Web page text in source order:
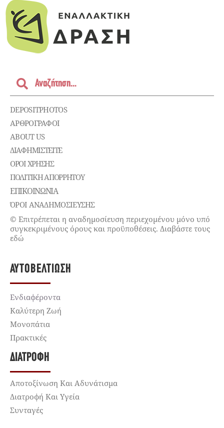
DEPOSITPHOTOS
ΑΡΘΡΟΓΡΑΦΟΙ
ABOUT US
ΔΙΑΦΗΜΙΣΤΕΊΤΕ
ΌΡΟΙ ΧΡΉΣΗΣ
ΠΟΛΙΤΙΚΉ ΑΠΟΡΡΉΤΟΥ
ΕΠΙΚΟΙΝΩΝΊΑ
ΌΡΟΙ ΑΝΑΔΗΜΟΣΙΕΥΣΗΣ
© Επιτρέπεται η αναδημοσίευση περιεχομένου μόνο υπό
συγκεκριμένους όρους και προϋποθέσεις. Διαβάστε τους
εδώ
ΑΥΤΟΒΕΛΤΊΩΣΗ
Ενδιαφέροντα
Καλύτερη Ζωή
Μονοπάτια
Πρακτικές
ΔΙΑΤΡΟΦΉ
Αποτοξίνωση Και Αδυνάτισμα
Διατροφή Και Υγεία
Συνταγές